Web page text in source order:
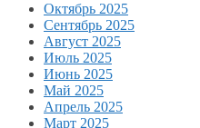
Октябрь 2025
Сентябрь 2025
Август 2025
Июль 2025
Июнь 2025
Май 2025
Апрель 2025
Март 2025